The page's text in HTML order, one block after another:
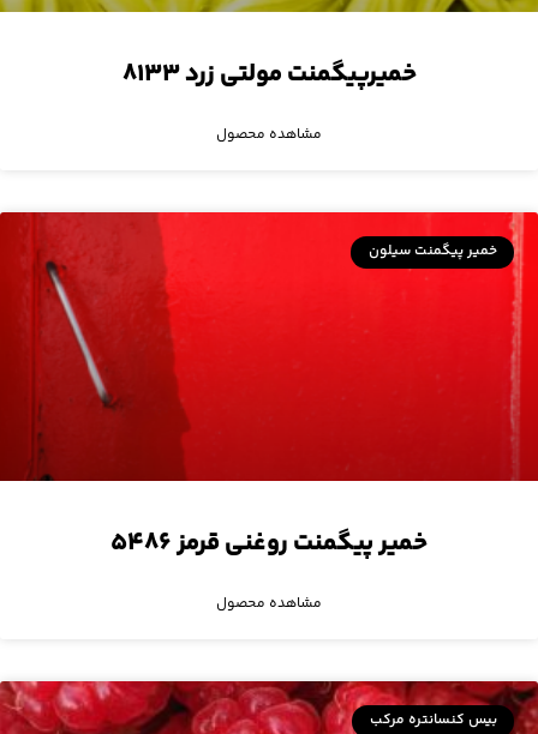
خمیرپیگمنت مولتی زرد ۸۱۳۳
مشاهده محصول
خمیر پیگمنت سیلون
خمیر پیگمنت روغنی قرمز ۵۴۸۶
مشاهده محصول
بیس کنسانتره مرکب